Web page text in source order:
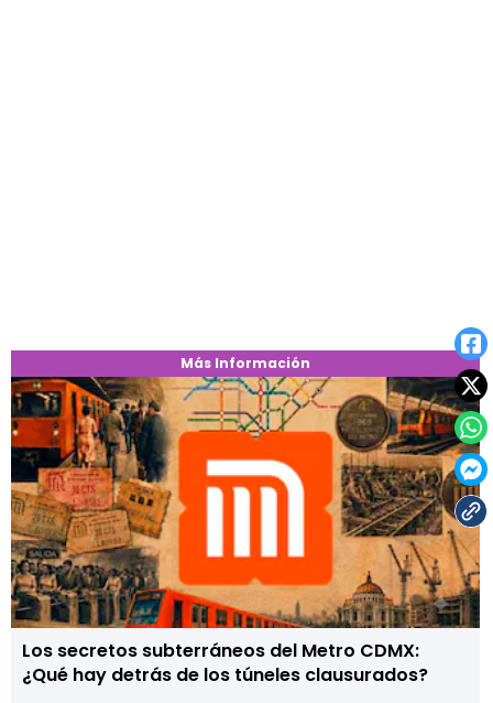
Más Información
Los secretos subterráneos del Metro CDMX:
¿Qué hay detrás de los túneles clausurados?